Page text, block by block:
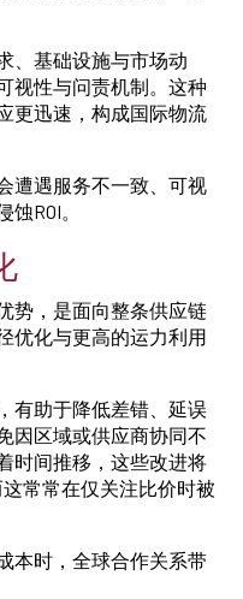
、基础设施与市场动
视性与问责机制。这种
更迅速，构成国际物流
遭遇服务不一致、可视
ROI。
势，是面向整条供应链
优化与更高的运力利用
有助于降低差错、延误
因区域或供应商协同不
时间推移，这些改进将
常常在仅关注比价时被
本时，全球合作关系带